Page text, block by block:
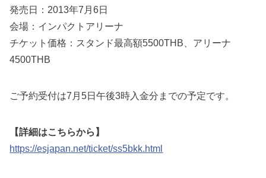
発売日：2013年7月6日
会場：インパクトアリーナ
チケット価格：スタンド最高額5500THB、アリーナ
4500THB
ご予約受付は7月5日午後3時入金分までの予定です。
【詳細はこちらから】
https://esjapan.net/ticket/ss5bkk.html